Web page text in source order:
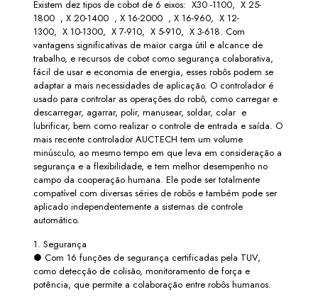
Existem dez tipos de cobot de 6 eixos: X30 -1100, X 25-
1800 , X 20-1400 , X 16-2000 , X 16-960, X 12-
1300, X 10-1300, X 7-910, X 5-910, X 3-618. Com
vantagens significativas de maior carga útil e alcance de
trabalho, e recursos de cobot como segurança colaborativa,
fácil de usar e economia de energia, esses robôs podem se
adaptar a mais necessidades de aplicação. O controlador é
usado para controlar as operações do robô, como carregar e
descarregar, agarrar, polir, manusear, soldar, colar e
lubrificar, bem como realizar o controle de entrada e saída. O
mais recente controlador AUCTECH tem um volume
minúsculo, ao mesmo tempo em que leva em consideração a
segurança e a flexibilidade, e tem melhor desempenho no
campo da cooperação humana. Ele pode ser totalmente
compatível com diversas séries de robôs e também pode ser
aplicado independentemente a sistemas de controle
automático.
1. Segurança
● Com 16 funções de segurança certificadas pela TUV,
como detecção de colisão, monitoramento de força e
potência, que permite a colaboração entre robôs humanos.